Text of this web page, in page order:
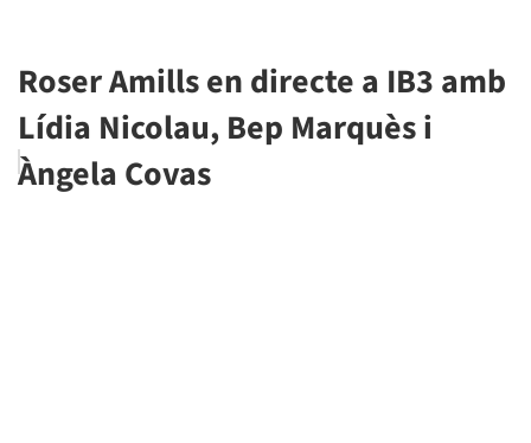
Roser Amills en directe a IB3 amb
Lídia Nicolau, Bep Marquès i
Àngela Covas